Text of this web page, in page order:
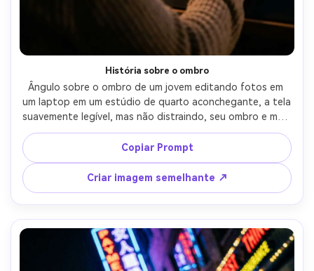
História sobre o ombro
Ângulo sobre o ombro de um jovem editando fotos em
um laptop em um estúdio de quarto aconchegante, a tela
suavemente legível, mas não distraindo, seu ombro e mão
emoldurar o primeiro plano, lâmpada de mesa quente mais
brilho fresco do monitor, profundidade de campo rasa,
Nikon Z6II, lente de 50 mm, f/1.8, vibração íntima do
criador, detalhes fotorealistas, tons de pele naturais,
iluminação cinematográfica suave-AR 4:5
Copiar Prompt
Criar imagem semelhante ↗